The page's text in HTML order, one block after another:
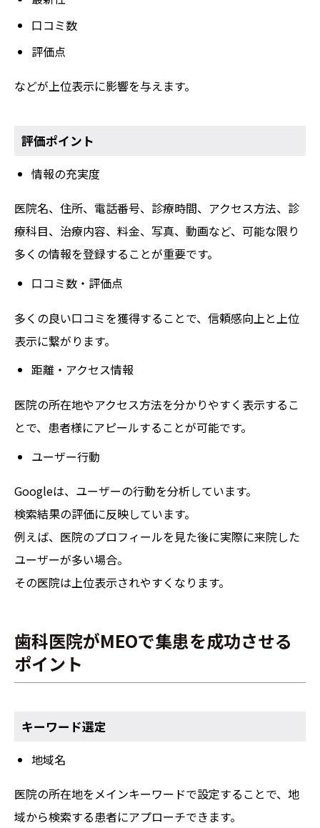
口コミ数
評価点
などが上位表示に影響を与えます。
評価ポイント
情報の充実度
医院名、住所、電話番号、診療時間、アクセス方法、診
療科目、治療内容、料金、写真、動画など、可能な限り
多くの情報を登録することが重要です。
口コミ数・評価点
多くの良い口コミを獲得することで、信頼感向上と上位
表示に繋がります。
距離・アクセス情報
医院の所在地やアクセス方法を分かりやすく表示するこ
とで、患者様にアピールすることが可能です。
ユーザー行動
Googleは、ユーザーの行動を分析しています。
検索結果の評価に反映しています。
例えば、医院のプロフィールを見た後に実際に来院した
ユーザーが多い場合。
その医院は上位表示されやすくなります。
歯科医院がMEOで集患を成功させる
ポイント
キーワード選定
地域名
医院の所在地をメインキーワードで設定することで、地
域から検索する患者にアプローチできます。